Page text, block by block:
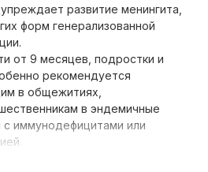
развитие менингита,
форм генерализованной
от 9 месяцев, подростки и
рекомендуется
в общежитиях,
в эндемичные
иммунодефицитами или